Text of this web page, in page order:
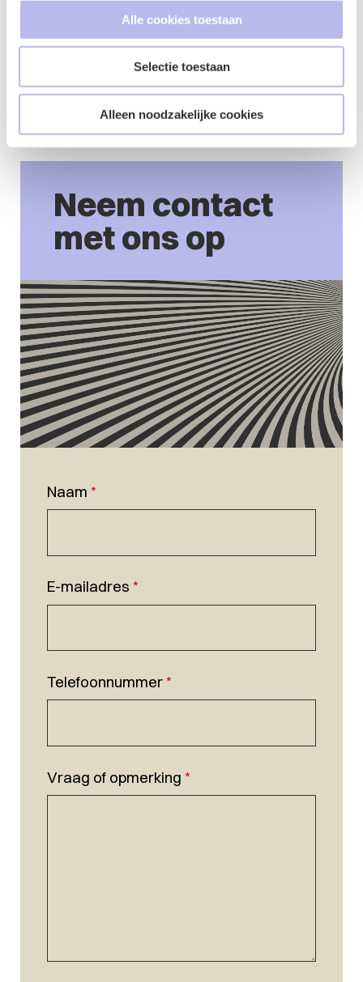
Alle cookies toestaan
Selectie toestaan
Alleen noodzakelijke cookies
Neem contact
met ons op
Naam *
E-mailadres *
Telefoonnummer*
Vraag of opmerking *